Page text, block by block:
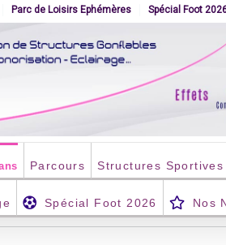
Parc de Loisirs Ephémères Spécial Foot
Parcours Structures Sportives
Spécial Foot 2026 Nos